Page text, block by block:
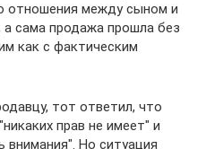
отношения между сыном и
сама продажа прошла без
как с фактическим
тот ответил, что
прав не имеет" и
Но ситуация